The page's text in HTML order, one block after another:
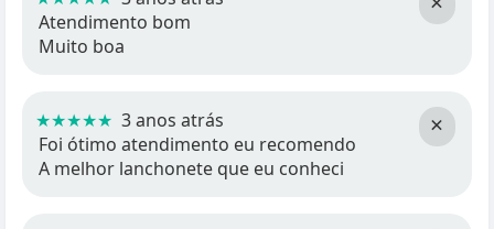
Atendimento bom
Muito boa
×
★★★★★ 3 anos atrás
Foi ótimo atendimento eu recomendo
A melhor lanchonete que eu conheci